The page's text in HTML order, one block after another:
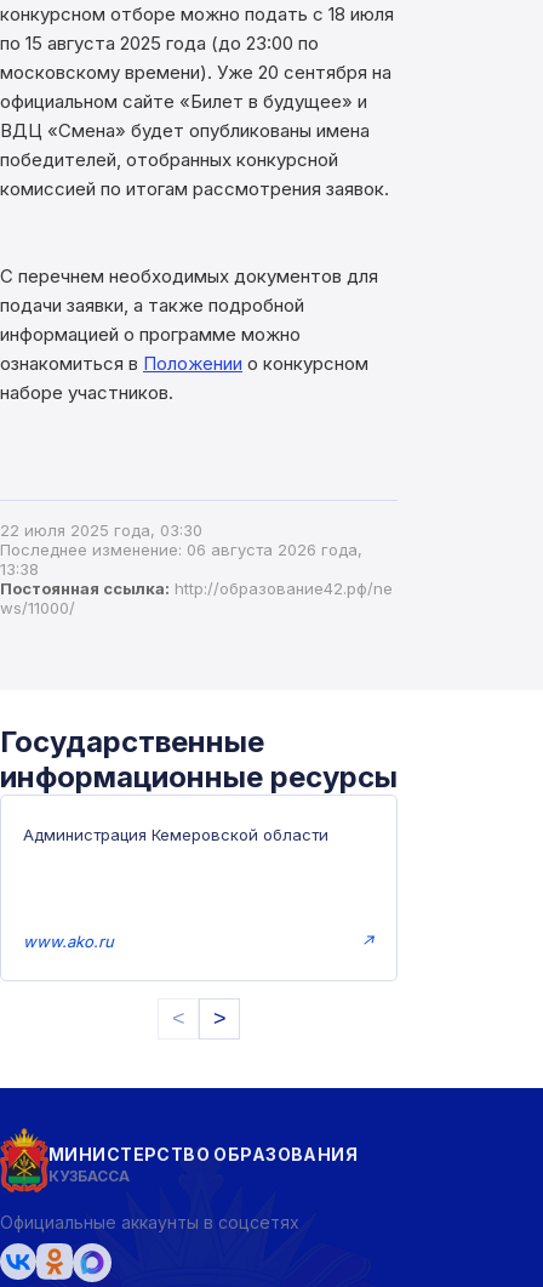
конкурсном отборе можно подать с 18 июля
по 15 августа 2025 года (до 23:00 по
московскому времени). Уже 20 сентября на
официальном сайте «Билет в будущее» и
ВДЦ «Смена» будет опубликованы имена
победителей, отобранных конкурсной
комиссией по итогам рассмотрения заявок.
С перечнем необходимых документов для
подачи заявки, а также подробной
информацией о программе можно
ознакомиться в Положении о конкурсном
наборе участников.
22 июля 2025 года, 03:30
Последнее изменение: 06 августа 2026 года,
13:38
Постоянная ссылка: http://образование42.рф/ne
ws/11000/
Государственные
информационные ресурсы
Администрация Кемеровской области
www.ako.ru ↗
< >
МИНИСТЕРСТВО ОБРАЗОВАНИЯ
КУЗБАССА
Официальные аккаунты в соцсетях